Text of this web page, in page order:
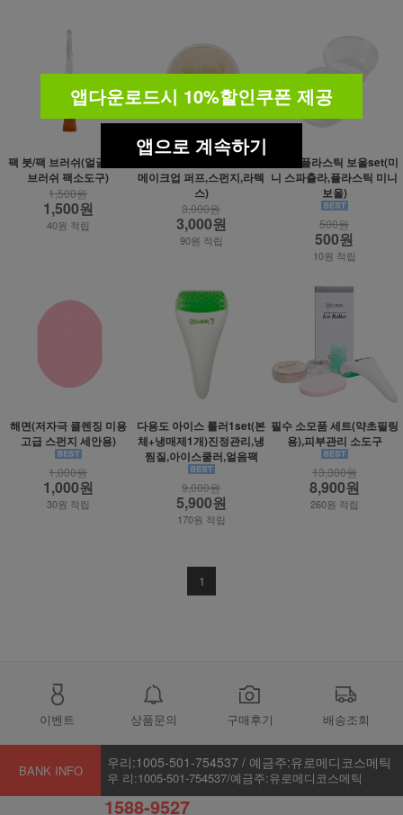
팩 붓/팩 브러쉬(얼굴전용
브러쉬 팩소도구)
1,500원
1,500원
40원 적립
메이크업 퍼프,스펀지,라텍
스)
3,000원
3,000원
90원 적립
1회용 플라스틱 보울set(미
니 스파츌라,플라스틱 미니
보울)
500원
500원
10원 적립
해면(저자극 클렌징 미용
고급 스펀지 세안용)
1,000원
1,000원
30원 적립
다용도 아이스 롤러1set(본
체+냉매제1개)진정관리,냉
찜질,아이스쿨러,얼음팩
9,000원
5,900원
170원 적립
필수 소모품 세트(약초필링
용),피부관리 소도구
13,300원
8,900원
260원 적립
1
이벤트 상품문의 구매후기 배송조회
BANK INFO 우리:1005-501-754537 / 예금주:유로메디코스메틱
우 리:1005-501-754537/예금주:유로메디코스메틱
1588-9527
앱다운로드시 10%할인쿠폰 제공
앱으로 계속하기